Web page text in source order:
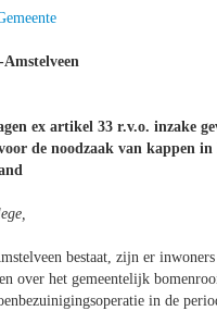
ex artikel 33 r.v.o. inzake
de noodzaak van kappen in
bestaat, zijn er
over het gemeentelijk
in de